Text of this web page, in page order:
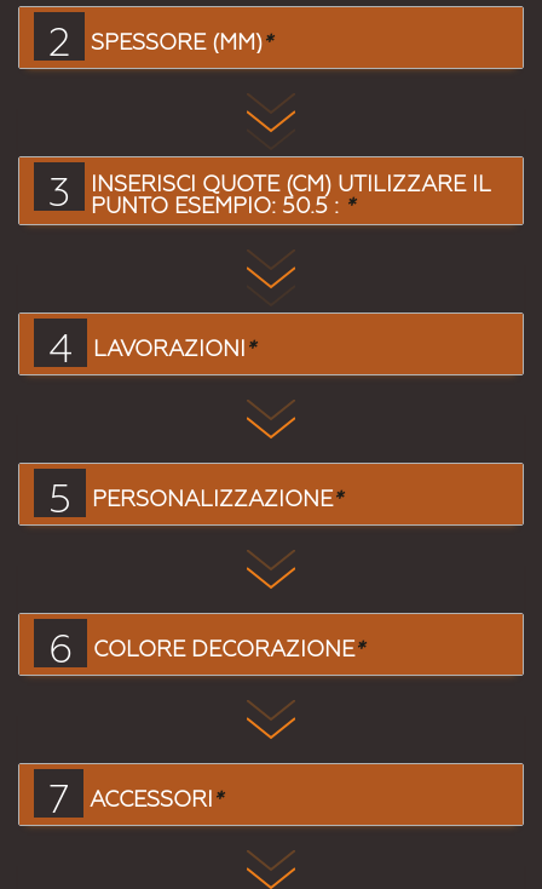
2 SPESSORE (MM)*
3
INSERISCI QUOTE (CM) UTILIZZARE IL
PUNTO ESEMPIO: 50.5 : *
4 LAVORAZIONI*
5 PERSONALIZZAZIONE*
6 COLORE DECORAZIONE*
7 ACCESSORI*